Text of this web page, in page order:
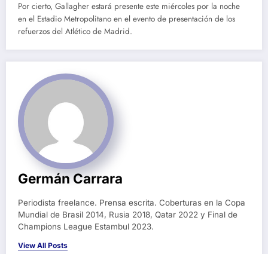
Por cierto, Gallagher estará presente este miércoles por la noche
en el Estadio Metropolitano en el evento de presentación de los
refuerzos del Atlético de Madrid.
Germán Carrara
Periodista freelance. Prensa escrita. Coberturas en la Copa
Mundial de Brasil 2014, Rusia 2018, Qatar 2022 y Final de
Champions League Estambul 2023.
View All Posts